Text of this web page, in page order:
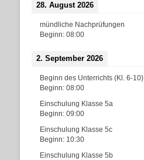
28. August 2026
mündliche Nachprüfungen
Beginn: 08:00
2. September 2026
Beginn des Unterrichts (Kl. 6-10)
Beginn: 08:00
Einschulung Klasse 5a
Beginn: 09:00
Einschulung Klasse 5c
Beginn: 10:30
Einschulung Klasse 5b